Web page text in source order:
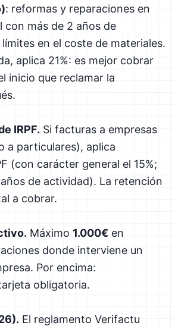
: reformas y reparaciones en
con más de 2 años de
en el coste de materiales.
aplica 21%: es mejor cobrar
inicio que reclamar la
IRPF. Si facturas a empresas
a particulares), aplica
(con carácter general el 15%;
de actividad). La retención
a cobrar.
Máximo 1.000€ en
donde interviene un
Por encima:
obligatoria.
El reglamento Verifactu